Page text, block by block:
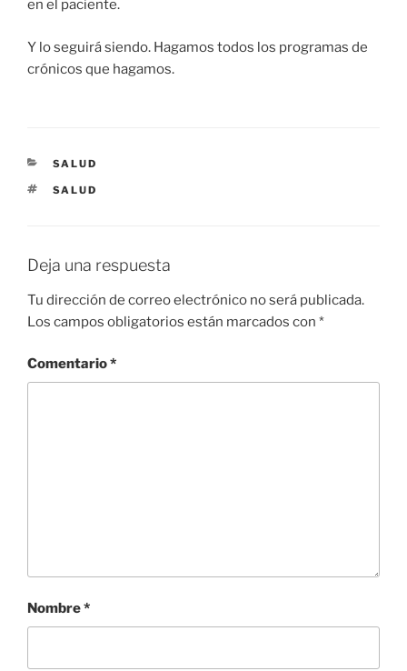
en el paciente.
Y lo seguirá siendo. Hagamos todos los programas de
crónicos que hagamos.
CATEGORÍAS
SALUD
ETIQUETAS
SALUD
Deja una respuesta
Tu dirección de correo electrónico no será publicada.
Los campos obligatorios están marcados con *
Comentario*
Nombre*